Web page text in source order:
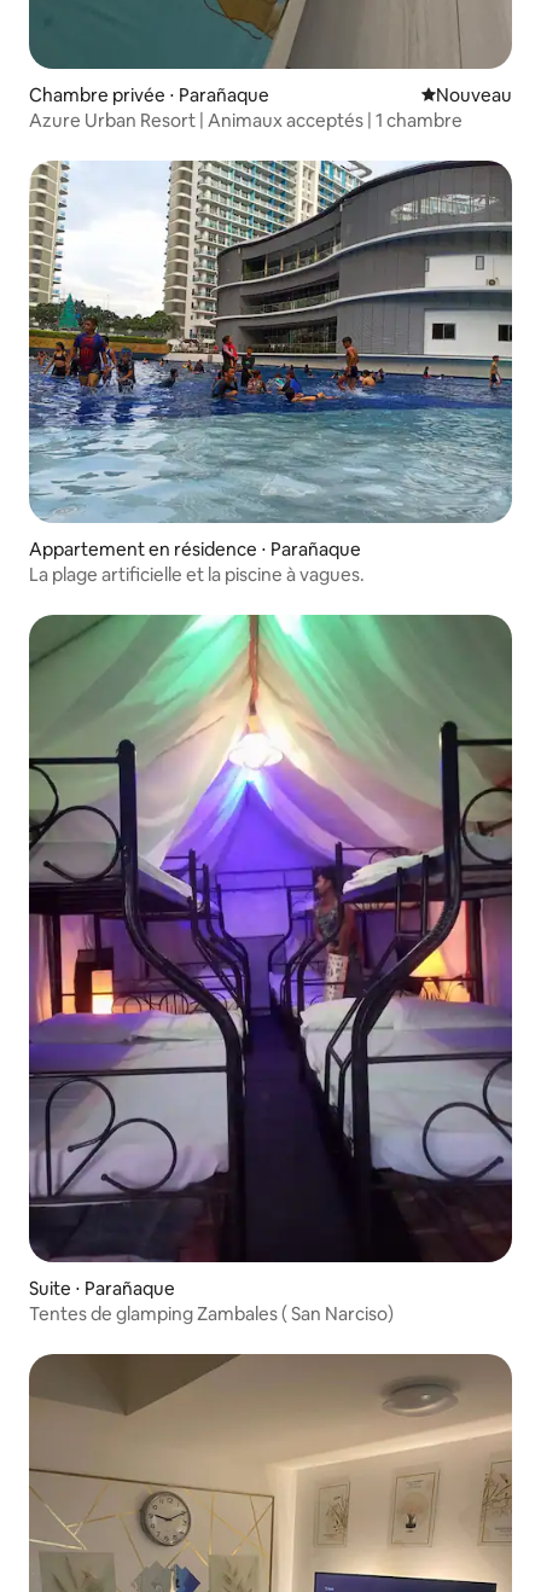
Chambre privée ⋅ Parañaque Nouvel
Nouveau
Azure Urban Resort | Animaux acceptés | 1 chambre
Appartement en résidence ⋅ Parañaque
La plage artificielle et la piscine à vagues.
Suite ⋅ Parañaque
Tentes de glamping Zambales ( San Narciso)